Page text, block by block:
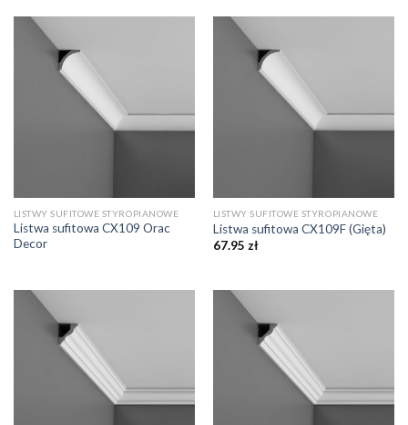
LISTWY SUFITOWE STYROPIANOWE
Listwa sufitowa CX109 Orac
Decor
LISTWY SUFITOWE STYROPIANOWE
Listwa sufitowa CX109F (Gięta)
67.95 zł